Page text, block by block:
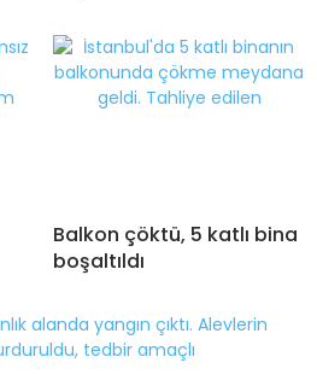
Balkon çöktü, 5 katlı bina
boşaltıldı